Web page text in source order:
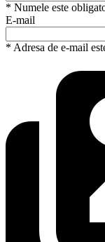
* Numele este
E-mail
* Adresa de e-mail